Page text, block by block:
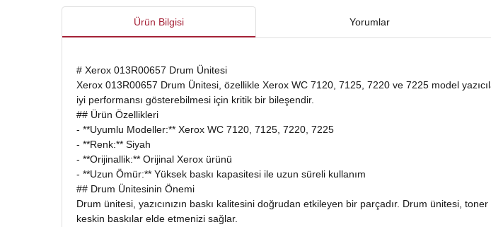
Ürün Bilgisi Yorumlar
# Xerox 013R00657 Drum Ünitesi
Xerox 013R00657 Drum Ünitesi, özellikle Xerox WC 7120, 7125, 7220 ve 7225 model
iyi performansı gösterebilmesi için kritik bir bileşendir.
## Ürün Özellikleri
- **Uyumlu Modeller:** Xerox WC 7120, 7125, 7220, 7225
- **Renk:** Siyah
- **Orijinallik:** Orijinal Xerox ürünü
- **Uzun Ömür:** Yüksek baskı kapasitesi ile uzun süreli kullanım
## Drum Ünitesinin Önemi
Drum ünitesi, yazıcınızın baskı kalitesini doğrudan etkileyen bir parçadır. Drum ünitesi,
keskin baskılar elde etmenizi sağlar.